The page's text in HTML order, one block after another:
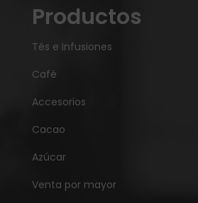
Productos
Tés e Infusiones
Café
Accesorios
Cacao
Azúcar
Venta por mayor